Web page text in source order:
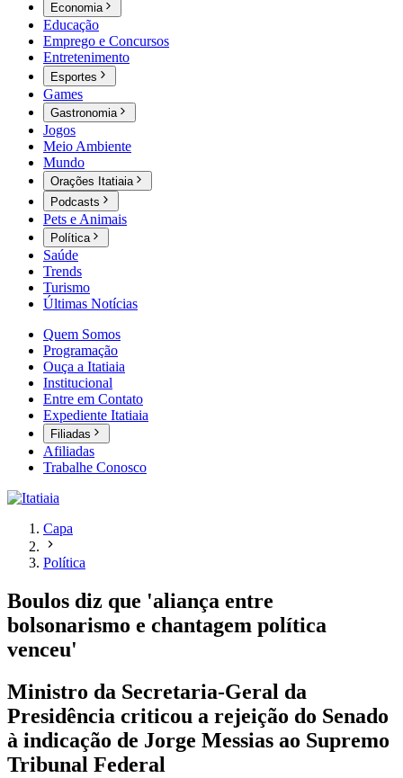
Economia
Educação
Emprego e Concursos
Entretenimento
Esportes
Games
Gastronomia
Jogos
Meio Ambiente
Mundo
Orações Itatiaia
Podcasts
Pets e Animais
Política
Saúde
Trends
Turismo
Últimas Notícias
Quem Somos
Programação
Ouça a Itatiaia
Institucional
Entre em Contato
Expediente Itatiaia
Filiadas
Afiliadas
Trabalhe Conosco
Capa
Política
Boulos diz que 'aliança entre
bolsonarismo e chantagem política
venceu'
Ministro da Secretaria-Geral da
Presidência criticou a rejeição do Senado
à indicação de Jorge Messias ao Supremo
Tribunal Federal